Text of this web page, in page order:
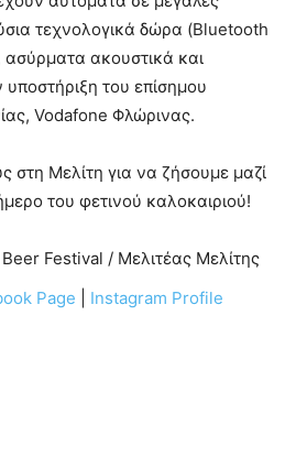
τεχνολογικά δώρα (Bluetooth
ακουστικά και
του επίσημου
Vodafone Φλώρινας.
στη Μελίτη για να ζήσουμε μαζί
του φετινού καλοκαιριού!
Festival / Μελιτέας Μελίτης
Page Instagram Profile